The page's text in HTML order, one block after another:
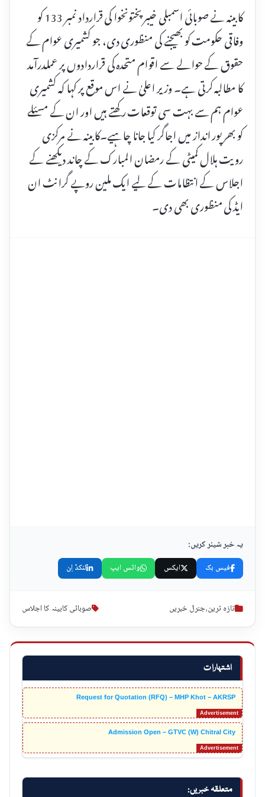
اشتہارات
Request for Quotation (RFQ) – MHP Khot – AKRSP
Admission Open – GTVC (W) Chitral City
متعلقہ خبریں:
کابینہ نے صوبائی اسمبلی خیبرپختونخوا کی قرارداد نمبر 133 کو
وفاقی حکومت کو بھیجنے کی منظوری دی، جو کشمیری عوام کے
حقوق کے حوالے سے اقوام متحدہ کی قراردادوں پر عملدرآمد
کا مطالبہ کرتی ہے۔ وزیر اعلیٰ نے اس موقع پر کہا کہ کشمیری
عوام ہم سے بہت سی توقعات رکھتے ہیں اور ان کے مسئلے
کو بھرپور انداز میں اجاگر کیا جانا چاہیے۔کابینہ نے مرکزی
رویت ہلال کمیٹی کے رمضان المبارک کے چاند دیکھنے کے
اجلاس کے انتظامات کے لیے ایک ملین روپے گرانٹ ان
ایڈ کی منظوری بھی دی۔
یہ خبر شیئر کریں:
فیس بک ایکس واٹس ایپ لنکڈ اِن
تازہ ترین,جنرل خبریں صوبائی کابینہ کا اجلاس